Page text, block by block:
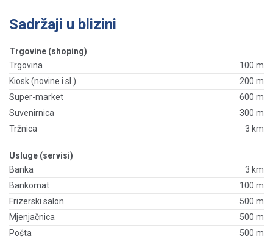
Sadržaji u blizini
Trgovine (shoping)
Trgovina
100 m
Kiosk (novine i sl.)
200 m
Super-market
600 m
Suvenirnica
300 m
Tržnica
3 km
Usluge (servisi)
Banka
3 km
Bankomat
100 m
Frizerski salon
500 m
Mjenjačnica
500 m
Pošta
500 m